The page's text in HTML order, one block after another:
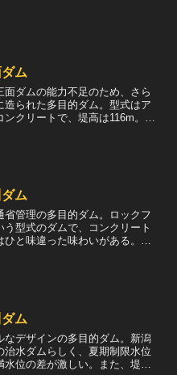
ム
面ダムの能力不足のため、さら
造られた多目的ダム。型式はア
ンクリートで、堤高は116m。
ム
省管理の多目的ダム。ロックフ
う型式のダムで、コンクリート
ひと味違った味わいがある。堤
ム
なデザインの多目的ダム。新潟
治水ダムらしく、夏期制限水位
水位の差が激しい。また、堤体